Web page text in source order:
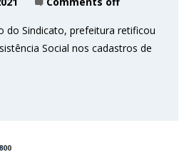
do Sindicato, prefeitura retificou
Social nos cadastros de